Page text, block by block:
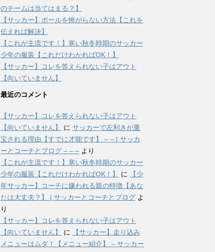
のチームは当てはまる？】
【サッカー】ボールを怖がらない方法【これを
伝えれば解決】
【これが主流です！】寒い秋冬時期のサッカー
少年の服装【これだけわかればOK！】
【サッカー】コレを答えられない子はアウト
【向いていません】
最近のコメント
【サッカー】コレを答えられない子はアウト
【向いていません】
に サッカーで左利きが重
宝される理由【すでに才能です】 – – | サッカ
ーとコーチとブログ – – – より
【これが主流です！】寒い秋冬時期のサッカー
少年の服装【これだけわかればOK！】
に
【少
年サッカー】コーチに嫌われる親の特徴【あな
たは大丈夫？】 | サッカーとコーチとブログ よ
り
【サッカー】コレを答えられない子はアウト
【向いていません】
に
【サッカー】走り込み
メニューはムダ！【メニュー紹介】 – サッカー